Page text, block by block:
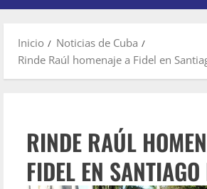
Inicio
Noticias de Cuba
Rinde Raúl homenaje a Fidel en
RINDE RAÚL
FIDEL EN